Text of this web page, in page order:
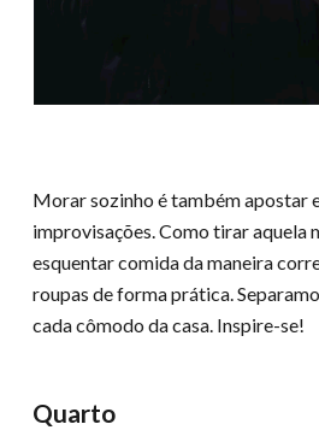
Morar sozinho é também apostar
improvisações. Como tirar aquela
esquentar comida da maneira
roupas de forma prática.
cada cômodo da casa. Inspire-se!
Quarto